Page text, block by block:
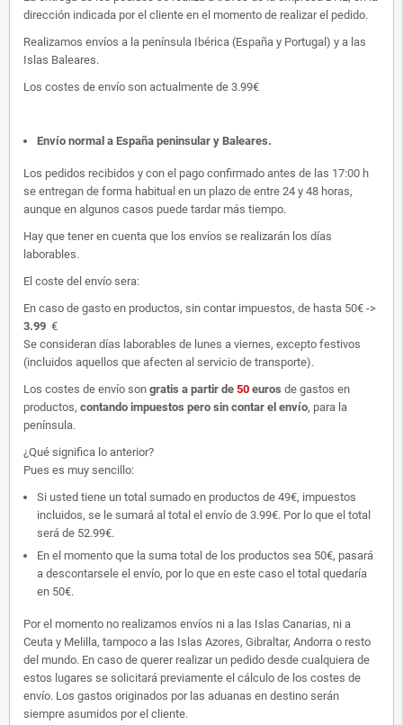
dirección indicada por el cliente en el momento de realizar el pedido.
Realizamos envíos a la península Ibérica (España y Portugal) y a las
Islas Baleares.
Los costes de envío son actualmente de 3.99€
Envío normal a España peninsular y Baleares.
Los pedidos recibidos y con el pago confirmado antes de las 17:00 h
se entregan de forma habitual en un plazo de entre 24 y 48 horas,
aunque en algunos casos puede tardar más tiempo.
Hay que tener en cuenta que los envíos se realizarán los días
laborables.
El coste del envío sera:
En caso de gasto en productos, sin contar impuestos, de hasta 50€ ->
3.99 €
Se consideran días laborables de lunes a viernes, excepto festivos
(incluidos aquellos que afecten al servicio de transporte).
Los costes de envío son gratis a partir de 50 euros de gastos en
productos, contando impuestos pero sin contar el envío, para la
península.
¿Qué significa lo anterior?
Pues es muy sencillo:
Si usted tiene un total sumado en productos de 49€, impuestos
incluidos, se le sumará al total el envío de 3.99€. Por lo que el total
será de 52.99€.
En el momento que la suma total de los productos sea 50€, pasará
a descontarsele el envío, por lo que en este caso el total quedaría
en 50€.
Por el momento no realizamos envíos ni a las Islas Canarias, ni a
Ceuta y Melilla, tampoco a las Islas Azores, Gibraltar, Andorra o resto
del mundo. En caso de querer realizar un pedido desde cualquiera de
estos lugares se solicitará previamente el cálculo de los costes de
envío. Los gastos originados por las aduanas en destino serán
siempre asumidos por el cliente.